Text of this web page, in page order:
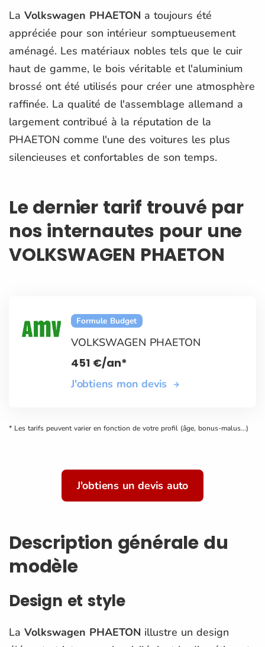
La Volkswagen PHAETON a toujours été
appréciée pour son intérieur somptueusement
aménagé. Les matériaux nobles tels que le cuir
haut de gamme, le bois véritable et l'aluminium
brossé ont été utilisés pour créer une atmosphère
raffinée. La qualité de l'assemblage allemand a
largement contribué à la réputation de la
PHAETON comme l'une des voitures les plus
silencieuses et confortables de son temps.
Le dernier tarif trouvé par
nos internautes pour une
VOLKSWAGEN PHAETON
Formule Budget
VOLKSWAGEN PHAETON
451 €/an*
J'obtiens mon devis
* Les tarifs peuvent varier en fonction de votre profil (âge, bonus-malus...)
J'obtiens un devis auto
Description générale du
modèle
Design et style
La Volkswagen PHAETON illustre un design